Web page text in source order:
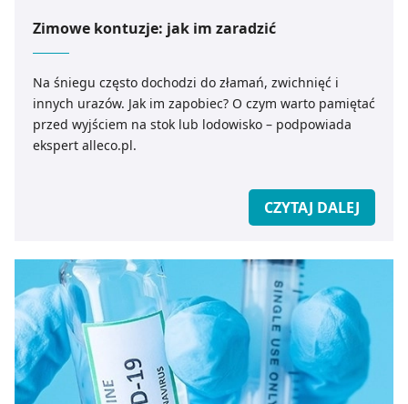
Zimowe kontuzje: jak im zaradzić
Na śniegu często dochodzi do złamań, zwichnięć i
innych urazów. Jak im zapobiec? O czym warto pamiętać
przed wyjściem na stok lub lodowisko – podpowiada
ekspert alleco.pl.
CZYTAJ DALEJ